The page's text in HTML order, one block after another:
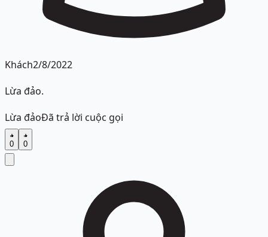
Khách2/8/2022
Lừa đảo.
Lừa đảoĐã trả lời cuộc gọi
0 0